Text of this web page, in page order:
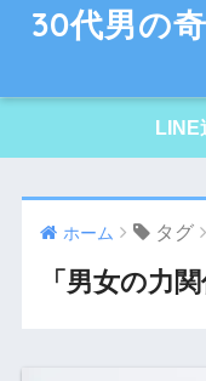
30代男の
LINE
ホーム タグ
「男女の力